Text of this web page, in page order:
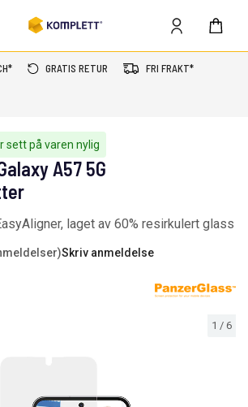
GRATIS RETUR FRI FRAKT*
sett på varen nylig
1 / 6
A57 5G
laget av 60% resirkulert glass
Skriv anmeldelse